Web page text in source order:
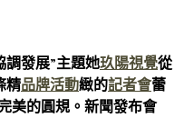
調發展”主題她玖陽視覺從
精品牌活動緻的記者會蕾
美的圓規。新聞發布會